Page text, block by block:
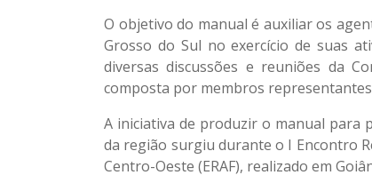
O objetivo do manual é auxiliar os
Grosso do Sul no exercício de suas
diversas discussões e reuniões da
composta por membros representantes
A iniciativa de produzir o manual para
da região surgiu durante o I Encontro
Centro-Oeste (ERAF), realizado em